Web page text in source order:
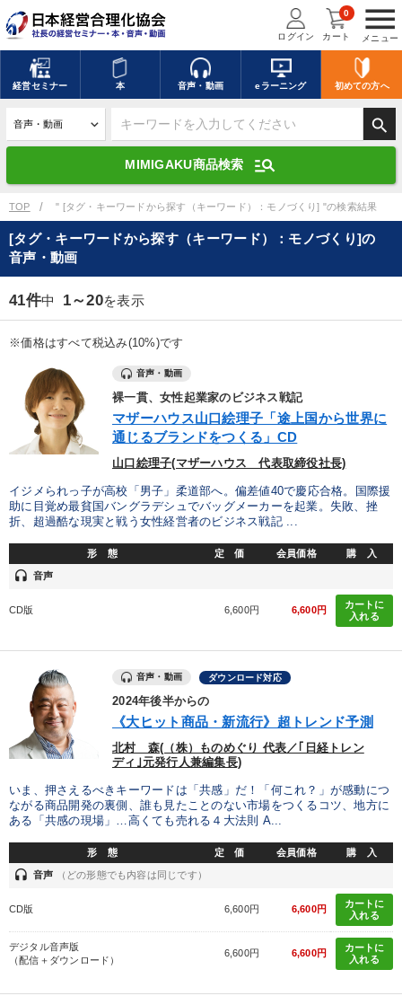
menu
メニュー
ログイン カート
0
経営セミナー 本 音声・動画 eラーニング 初めての方へ
search
MIMIGAKU商品検索 manage_search
キーワードを入力して探す
デジタル版対応のみ検索結果に表示する
search 上記の条件で検索
mic 講演収録物を探す
全国経営者セミナー講演収録物（全1315タイトル）からお探しいただけ
ます
優秀各社の智恵と戦略 事業家のロマンと経営
若手異才経営者の発想
リーダーの器量を学ぶ
テーマ
最新技術・トレンド
2026年春季全国経営者セミナー収録講演ＣＤ・講演ＤＶＤ・デジ
タル版（音声／動画ストリーミング・ダウンロード）
2026年夏季全国経営者セミナー収録講演ＣＤ・講演ＤＶＤ・デジ
タル版（音声／動画ストリーミング・ダウンロード）
2025年春季全国経営者セミナー収録講演ＣＤ・講演ＤＶＤ・デジ
タル版（音声／動画ストリーミング・ダウンロード）
業種
IT・サービス・金融業
TOP " [タグ・キーワードから探す（キーワード）：モノづくり] "の検索結果
[タグ・キーワードから探す（キーワード）：モノづくり]の
音声・動画
41件中 1～20を表示
※価格はすべて税込み(10%)です
音声・動画
裸一貫、女性起業家のビジネス戦記
マザーハウス山口絵理子「途上国から世界に
通じるブランドをつくる」CD
山口絵理子(マザーハウス 代表取締役社長)
イジメられっ子が高校「男子」柔道部へ。偏差値40で慶応合格。国際援
助に目覚め最貧国バングラデシュでバッグメーカーを起業。失敗、挫
折、超過酷な現実と戦う女性経営者のビジネス戦記 ...
形 態 定 価 会員価格 購 入
headset 音声
CD版 6,600円 6,600円
カートに
入れる
音声・動画 ダウンロード対応
2024年後半からの
《大ヒット商品・新流行》超トレンド予測
北村 森(（株）ものめぐり 代表／｢日経トレン
ディ｣元発行人兼編集長)
いま、押さえるべきキーワードは「共感」だ！「何これ？」が感動につ
ながる商品開発の裏側、誰も見たことのない市場をつくるコツ、地方に
ある「共感の現場」…高くても売れる４大法則 A...
形 態 定 価 会員価格 購 入
headset 音声 （どの形態でも内容は同じです）
CD版 6,600円 6,600円
カートに
入れる
デジタル音声版
（配信＋ダウンロード）
6,600円 6,600円
カートに
入れる